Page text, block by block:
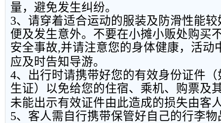
量，避免发生纠纷。
3、请穿着适合运动的服装及防滑性能
便及发生意外。不要在小摊小贩处购买
安全事故,并请注意您的身体健康，活动
应及时告知导游。
4、出行时请携带好您的有效身份证件
生证）以免给您的住宿、乘机、购票及
未能出示有效证件由此造成的损失由客
5、客人需自行携带保管好自己的行李